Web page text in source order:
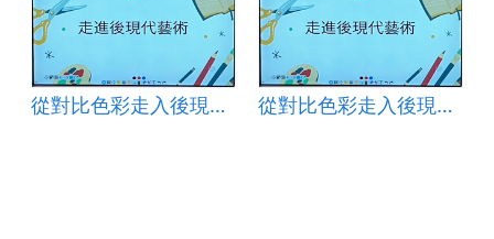
從對比色彩走入後現代藝術 從對比色彩走入後現代藝術